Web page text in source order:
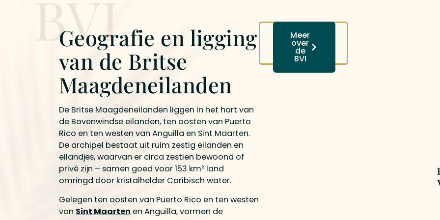
BVI
Geografie en ligging
van de Britse
Maagdeneilanden
De Britse Maagdeneilanden liggen in het hart van
de Bovenwindse eilanden, ten oosten van Puerto
Rico en ten westen van Anguilla en Sint Maarten.
De archipel bestaat uit ruim zestig eilanden en
eilandjes, waarvan er circa zestien bewoond of
privé zijn – samen goed voor 153 km² land
omringd door kristalhelder Caribisch water.
Gelegen ten oosten van Puerto Rico en ten westen
van Sint Maarten en Anguilla, vormen de
Vraag
reisvoorstel
aan
Meer
over
de
BVI